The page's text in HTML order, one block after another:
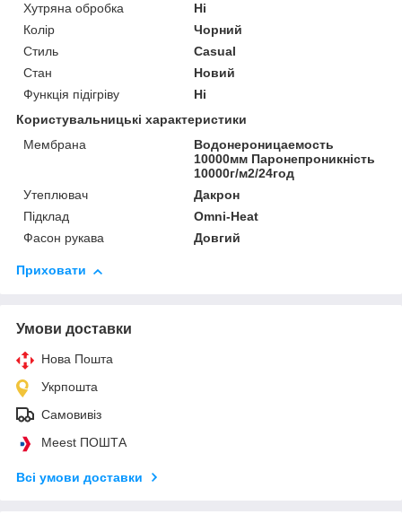
Хутряна обробка
Ні
Колір
Чорний
Стиль
Casual
Стан
Новий
Функція підігріву
Ні
Користувальницькі характеристики
Мембрана
Водонероницаемость
10000мм Паронепроникність
10000г/м2/24год
Утеплювач
Дакрон
Підклад
Omni-Heat
Фасон рукава
Довгий
Приховати
Умови доставки
Нова Пошта
Укрпошта
Самовивіз
Meest ПОШТА
Всі умови доставки